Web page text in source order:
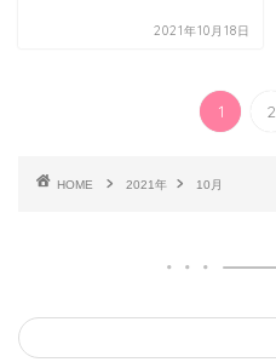
2021年10月18日
1 2
HOME 2021年 10月